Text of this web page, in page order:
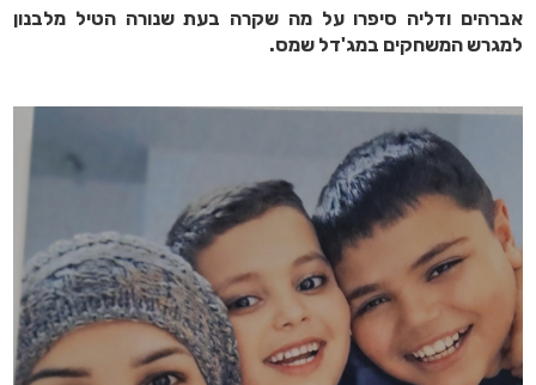
אברהים ודליה סיפרו על מה שקרה בעת שנורה הטיל מלבנון
למגרש המשחקים במג'דל שמס.